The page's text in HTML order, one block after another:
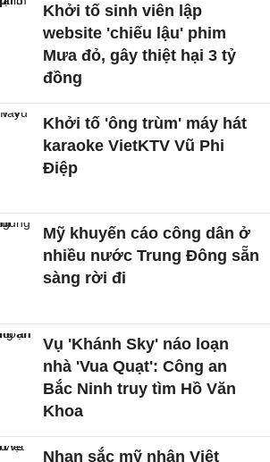
Khởi tố sinh viên lập
website 'chiếu lậu' phim
Mưa đỏ, gây thiệt hại 3 tỷ
đồng
Khởi tố 'ông trùm' máy hát
karaoke VietKTV Vũ Phi
Điệp
Mỹ khuyến cáo công dân ở
nhiều nước Trung Đông sẵn
sàng rời đi
Vụ 'Khánh Sky' náo loạn
nhà 'Vua Quạt': Công an
Bắc Ninh truy tìm Hồ Văn
Khoa
Nhan sắc mỹ nhân Việt